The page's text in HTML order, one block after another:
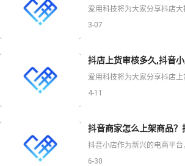
3-07
抖店上货审核多久,抖音
4-11
抖音商家怎么上架商品
6-30